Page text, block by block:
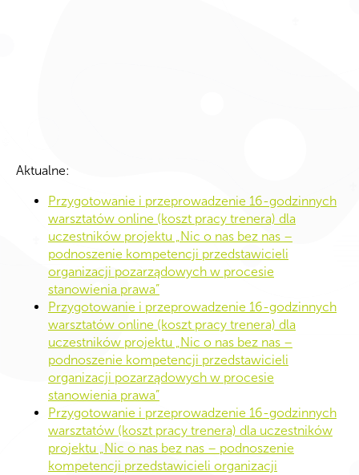
Aktualne:
Przygotowanie i przeprowadzenie 16-godzinnych
warsztatów online (koszt pracy trenera) dla
uczestników projektu „Nic o nas bez nas –
podnoszenie kompetencji przedstawicieli
organizacji pozarządowych w procesie
stanowienia prawa”
Przygotowanie i przeprowadzenie 16-godzinnych
warsztatów online (koszt pracy trenera) dla
uczestników projektu „Nic o nas bez nas –
podnoszenie kompetencji przedstawicieli
organizacji pozarządowych w procesie
stanowienia prawa”
Przygotowanie i przeprowadzenie 16-godzinnych
warsztatów (koszt pracy trenera) dla uczestników
projektu „Nic o nas bez nas – podnoszenie
kompetencji przedstawicieli organizacji